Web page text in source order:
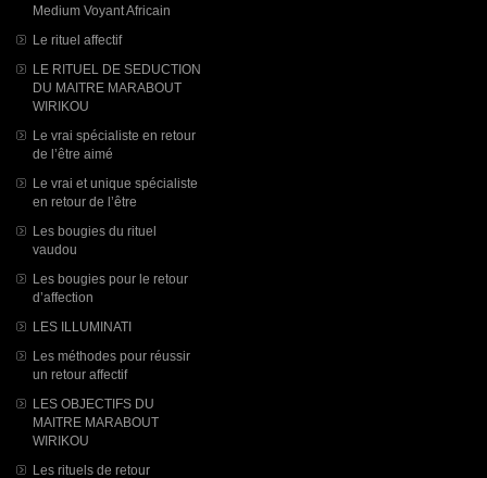
Medium Voyant Africain
Le rituel affectif
LE RITUEL DE SEDUCTION
DU MAITRE MARABOUT
WIRIKOU
Le vrai spécialiste en retour
de l’être aimé
Le vrai et unique spécialiste
en retour de l’être
Les bougies du rituel
vaudou
Les bougies pour le retour
d’affection
LES ILLUMINATI
Les méthodes pour réussir
un retour affectif
LES OBJECTIFS DU
MAITRE MARABOUT
WIRIKOU
Les rituels de retour